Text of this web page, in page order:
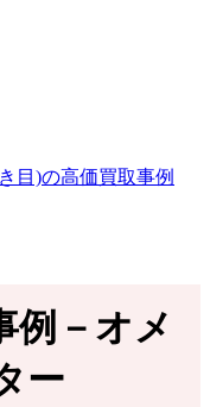
目)の高価買取事例
例－オメ
ー